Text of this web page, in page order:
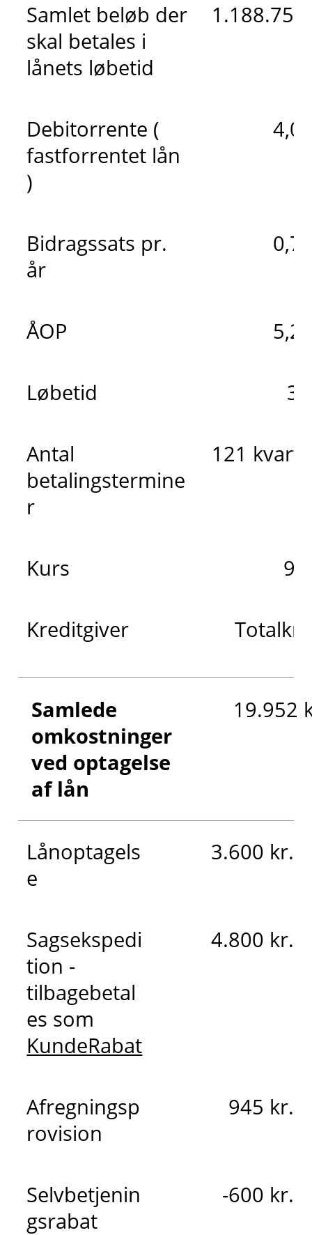
Samlet beløb der
skal betales i
lånets løbetid
1.188.755
Debitorrente (
fastforrentet lån
)
Bidragssats pr.
år
ÅOP
Løbetid
Antal
betalingstermine
r
121
Kurs
Kreditgiver
Samlede
omkostninger
ved optagelse
af lån
19.952
Lånoptagels
e
3.600 kr.
Sagsekspedi
tion -
tilbagebetal
es som
KundeRabat
4.800 kr.
Afregningsp
rovision
945 kr.
Selvbetjenin
gsrabat
-600 kr.